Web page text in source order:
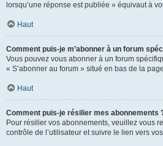
lorsqu’une réponse est publiée » équivaut à
Haut
Comment puis-je m’abonner à un forum
Vous pouvez vous abonner à un forum
« S’abonner au forum » situé en bas de la
Haut
Comment puis-je résilier mes abonnements
Pour résilier vos abonnements, veuillez vous
contrôle de l’utilisateur et suivre le lien vers